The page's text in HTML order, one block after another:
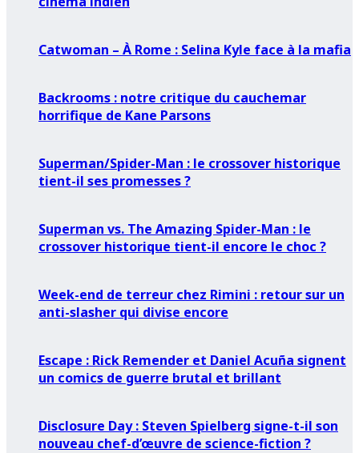
Catwoman – À Rome : Selina Kyle face à la mafia
Backrooms : notre critique du cauchemar
horrifique de Kane Parsons
Superman/Spider-Man : le crossover historique
tient-il ses promesses ?
Superman vs. The Amazing Spider-Man : le
crossover historique tient-il encore le choc ?
Week-end de terreur chez Rimini : retour sur un
anti-slasher qui divise encore
Escape : Rick Remender et Daniel Acuña signent
un comics de guerre brutal et brillant
Disclosure Day : Steven Spielberg signe-t-il son
nouveau chef-d’œuvre de science-fiction ?